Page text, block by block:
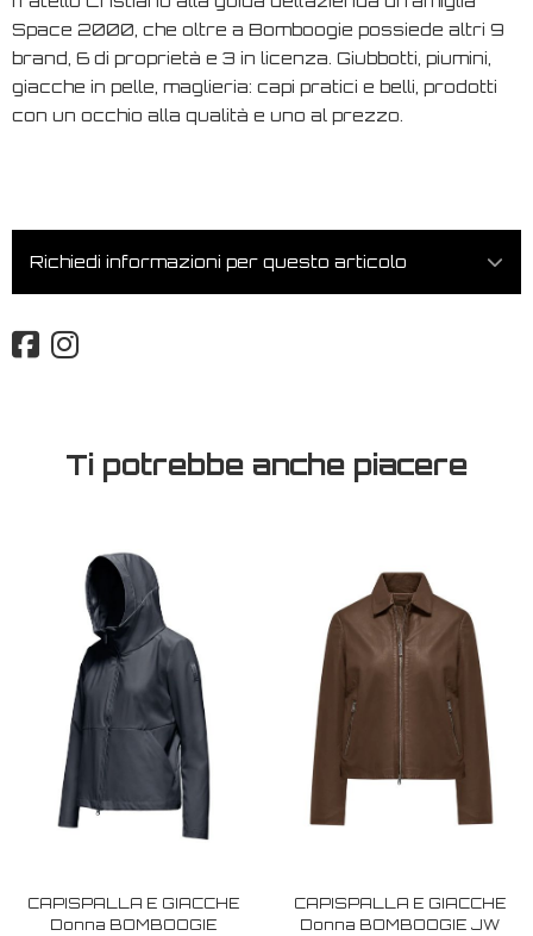
Space 2000, che oltre a Bomboogie possiede altri 9
brand, 6 di proprietà e 3 in licenza. Giubbotti, piumini,
giacche in pelle, maglieria: capi pratici e belli, prodotti
con un occhio alla qualità e uno al prezzo.
Richiedi informazioni per questo articolo
Ti potrebbe anche piacere
CAPISPALLA E GIACCHE
Donna BOMBOOGIE
CAPISPALLA E GIACCHE
Donna BOMBOOGIE JW